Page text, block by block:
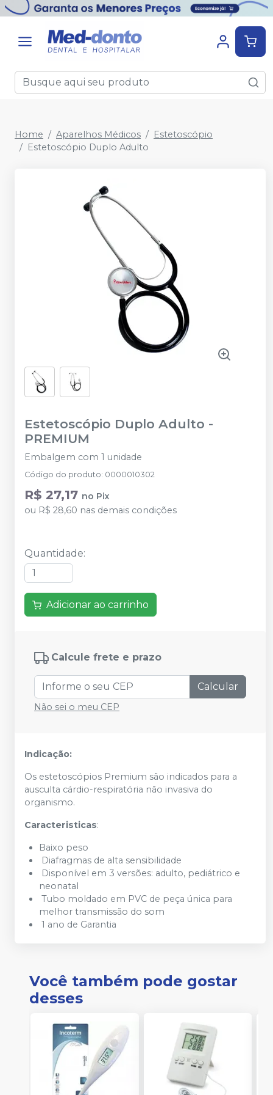
Home Aparelhos Médicos
Estetoscópio
Estetoscópio Duplo Adulto
Estetoscópio Duplo Adulto -
PREMIUM
Embalgem com 1 unidade
Código do produto: 0000010302
R$ 27,17 no Pix
ou R$ 28,60 nas demais condições
Quantidade:
Adicionar ao carrinho
Calcule frete e prazo
Calcular
Não sei o meu CEP
Indicação:
Os estetoscópios Premium são indicados para a
ausculta cárdio-respiratória não invasiva do
organismo.
Caracteristicas:
Baixo peso
Diafragmas de alta sensibilidade
Disponível em 3 versões: adulto, pediátrico e
neonatal
Tubo moldado em PVC de peça única para
melhor transmissão do som
1 ano de Garantia
Você também pode gostar
desses